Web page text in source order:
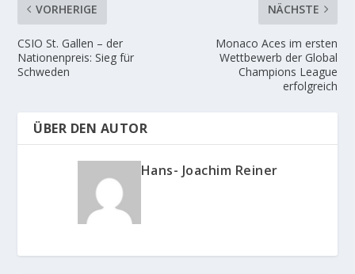
VORHERIGE
CSIO St. Gallen – der
Nationenpreis: Sieg für
Schweden
NÄCHSTE
Monaco Aces im ersten
Wettbewerb der Global
Champions League
erfolgreich
ÜBER DEN AUTOR
Hans- Joachim Reiner